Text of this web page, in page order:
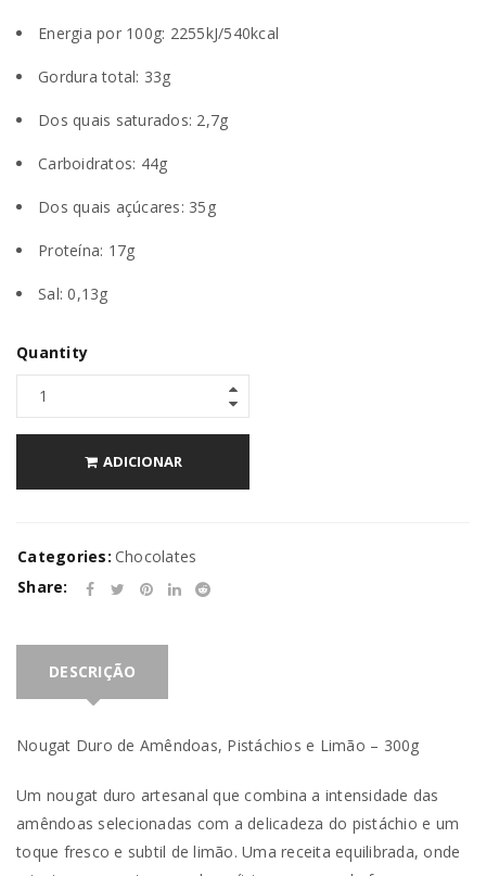
Energia por 100g: 2255kJ/540kcal
Gordura total: 33g
Dos quais saturados: 2,7g
Carboidratos: 44g
Dos quais açúcares: 35g
Proteína: 17g
Sal: 0,13g
Quantity
ADICIONAR
Categories: Chocolates
Share:
DESCRIÇÃO
Nougat Duro de Amêndoas, Pistáchios e Limão – 300g
Um nougat duro artesanal que combina a intensidade das
amêndoas selecionadas com a delicadeza do pistáchio e um
toque fresco e subtil de limão. Uma receita equilibrada, onde